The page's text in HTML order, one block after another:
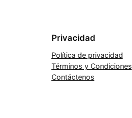
Privacidad
Política de privacidad
Términos y Condiciones
Contáctenos